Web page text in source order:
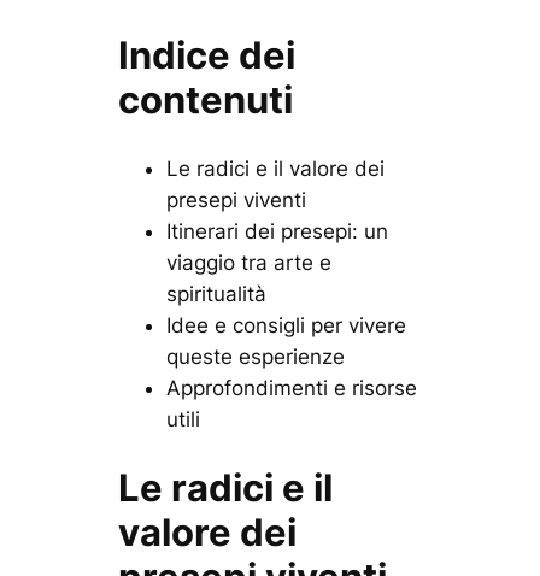
Indice dei
contenuti
Le radici e il valore dei
presepi viventi
Itinerari dei presepi: un
viaggio tra arte e
spiritualità
Idee e consigli per vivere
queste esperienze
Approfondimenti e risorse
utili
Le radici e il
valore dei